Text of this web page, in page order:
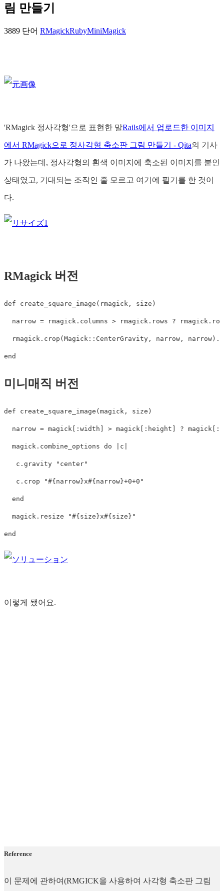
림 만들기
3889 단어 RMagickRubyMiniMagick
'RMagick 정사각형'으로 표현한 말Rails에서 업로드한 이미지
에서 RMagick으로 정사각형 축소판 그림 만들기 - Qita의 기사
가 나왔는데, 정사각형의 흰색 이미지에 축소된 이미지를 붙인
상태였고, 기대되는 조작인 줄 모르고 여기에 필기를 한 것이
다.
RMagick 버전
def create_square_image ( rmagick , size )
narrow = rmagick . columns > rmagick . rows ? rmagick .
rmagick . crop ( Magick :: CenterGravity , narrow , narrow ).
end
미니매직 버전
def create_square_image ( magick , size )
narrow = magick :width > magick :height ? magick
magick . combine_options do c
c . gravity "center"
c . crop "#{ narrow }x#{ narrow }+0+0"
end
magick . resize "#{ size }x#{ size } "
end
이렇게 됐어요.
Reference
이 문제에 관하여(RMGICK을 사용하여 사각형 축소판 그림